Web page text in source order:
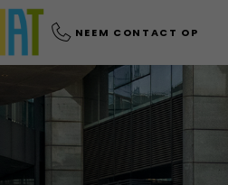
NEEM CONTACT OP